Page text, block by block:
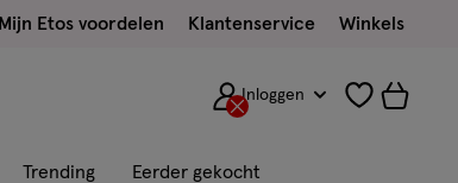
Mijn Etos voordelen Klantenservice Winkels
Inloggen
Trending Eerder gekocht